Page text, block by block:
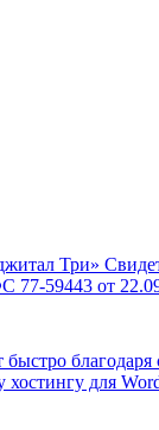
Три»
77-59443 от
благодаря
для